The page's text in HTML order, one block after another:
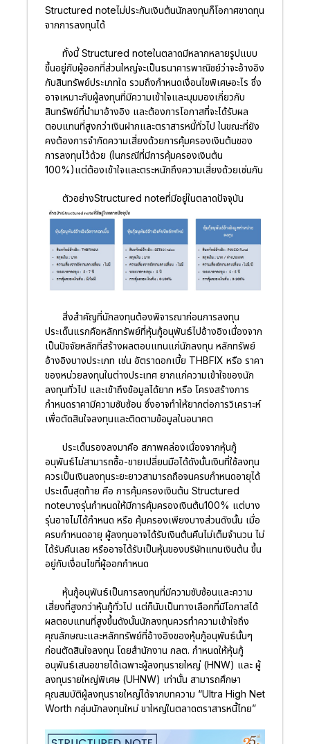
Structured noteไม่ประกันเงินต้นนักลงทุนก็โอกาศขาดทุน
จากการลงทุนได้
ทั้งนี้ Structured noteในตลาดมีหลากหลายรูปแบบ
ขึ้นอยู่กับผู้ออกที่ส่วนใหญ่จะเป็นธนาคารพาณิชย์ว่าจะอ้างอิง
กับสินทรัพย์ประเภทใด รวมถึงกำหนดเงื่อนไขพิเศษอะไร ซึ่ง
อาจเหมาะกับผู้ลงทุนที่มีความเข้าใจและมุมมองเกี่ยวกับ
สินทรัพย์ที่นำมาอ้างอิง และต้องการโอกาสที่จะได้รับผล
ตอบแทนที่สูงกว่าเงินฝากและตราสารหนี้ทั่วไป ในขณะที่ยัง
คงต้องการจำกัดความเสี่ยงด้วยการคุ้มครองเงินต้นของ
การลงทุนไว้ด้วย (ในกรณีที่มีการคุ้มครองเงินต้น
100%)แต่ต้องเข้าใจและตระหนักถึงความเสี่ยงด้วยเช่นกัน
ตัวอย่างStructured noteที่มีอยู่ในตลาดปัจจุบัน
สิ่งสำคัญที่นักลงทุนต้องพิจารณาก่อนการลงทุน
ประเด็นแรกคือหลักทรัพย์ที่หุ้นกู้อนุพันธ์ไปอ้างอิงเนื่องจาก
เป็นปัจจัยหลักที่สร้างผลตอบแทนแก่นักลงทุน หลักทรัพย์
อ้างอิงบางประเภท เช่น อัตราดอกเบี้ย THBFIX หรือ ราคา
ของหน่วยลงทุนในต่างประเทศ ยากแก่ความเข้าใจของนัก
ลงทุนทั่วไป และเข้าถึงข้อมูลได้ยาก หรือ โครงสร้างการ
กำหนดราคามีความซับซ้อน ซึ่งอาจทำให้ยากต่อการวิเคราะห์
เพื่อตัดสินใจลงทุนและติดตามข้อมูลในอนาคต
ประเด็นรองลงมาคือ สภาพคล่องเนื่องจากหุ้นกู้
อนุพันธ์ไม่สามารถซื้อ-ขายเปลี่ยนมือได้ดังนั้นเงินที่ใช้ลงทุน
ควรเป็นเงินลงทุนระยะยาวสามารถถือจนครบกำหนดอายุได้
ประเด็นสุดท้าย คือ การคุ้มครองเงินต้น Structured
noteบางรุ่นกำหนดให้มีการคุ้มครองเงินต้น100% แต่บาง
รุ่นอาจไม่ได้กำหนด หรือ คุ้มครองเพียงบางส่วนดังนั้น เมื่อ
ครบกำหนดอายุ ผู้ลงทุนอาจได้รับเงินต้นคืนไม่เต็มจำนวน ไม่
ได้รับคืนเลย หรืออาจได้รับเป็นหุ้นของบริษัทแทนเงินต้น ขึ้น
อยู่กับเงื่อนไขที่ผู้ออกกำหนด
หุ้นกู้อนุพันธ์เป็นการลงทุนที่มีความซับซ้อนและความ
เสี่ยงที่สูงกว่าหุ้นกู้ทั่วไป แต่ก็นับเป็นทางเลือกที่มีโอกาสได้
ผลตอบแทนที่สูงขึ้นดังนั้นนักลงทุนควรทำความเข้าใจถึง
คุณลักษณะและหลักทรัพย์ที่อ้างอิงของหุ้นกู้อนุพันธ์นั้นๆ
ก่อนตัดสินใจลงทุน โดยสำนักงาน กลต. กำหนดให้หุ้นกู้
อนุพันธ์เสนอขายได้เฉพาะผู้ลงทุนรายใหญ่ (HNW) และ ผู้
ลงทุนรายใหญ่พิเศษ (UHNW) เท่านั้น สามารถศึกษา
คุณสมบัติผู้ลงทุนรายใหญ่ได้จากบทความ “Ultra High Net
Worth กลุ่มนักลงทุนใหม่ ขาใหญ่ในตลาดตราสารหนี้ไทย”